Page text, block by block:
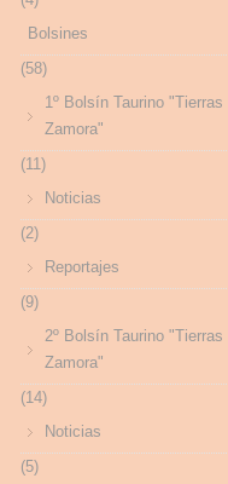
Bolsines
(58)
1º Bolsín Taurino "Tierras
Zamora"
(11)
Noticias
(2)
Reportajes
(9)
2º Bolsín Taurino "Tierras
Zamora"
(14)
Noticias
(5)